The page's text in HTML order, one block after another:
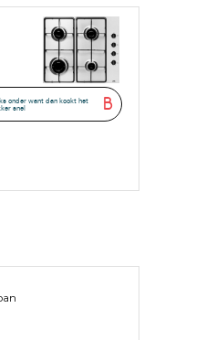
B
onder want dan kookt het
snel